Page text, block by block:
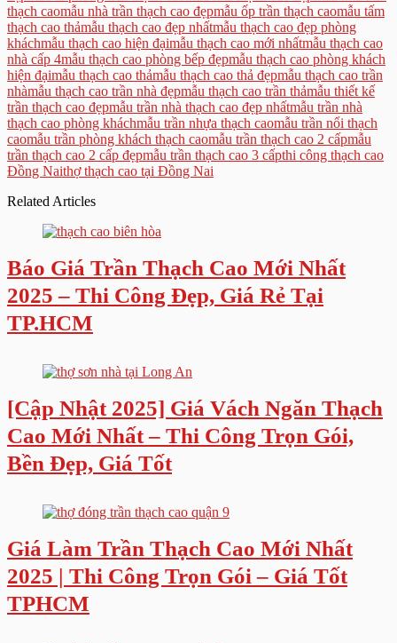
thạch caomẫu nhà trần thạch cao đẹpmẫu ốp trần thạch caomẫu tấm
thạch cao thảmẫu thạch cao đẹp nhấtmẫu thạch cao đẹp phòng
kháchmẫu thạch cao hiện đạimẫu thạch cao mới nhấtmẫu thạch cao
nhà cấp 4mẫu thạch cao phòng bếp đẹpmẫu thạch cao phòng khách
hiện đạimẫu thạch cao thảmẫu thạch cao thả đẹpmẫu thạch cao trần
nhàmẫu thạch cao trần nhà đẹpmẫu thạch cao trần thảmẫu thiết kế
trần thạch cao đẹpmẫu trần nhà thạch cao đẹp nhấtmẫu trần nhà
thạch cao phòng kháchmẫu trần nhựa thạch caomẫu trần nổi thạch
caomẫu trần phòng khách thạch caomẫu trần thạch cao 2 cấpmẫu
trần thạch cao 2 cấp đẹpmẫu trần thạch cao 3 cấpthi công thạch cao
Đồng Naithợ thạch cao tại Đồng Nai
Related Articles
Báo Giá Trần Thạch Cao Mới Nhất
2025 – Thi Công Đẹp, Giá Rẻ Tại
TP.HCM
[Cập Nhật 2025] Giá Vách Ngăn Thạch
Cao Mới Nhất – Thi Công Trọn Gói,
Bền Đẹp, Giá Tốt
Giá Làm Trần Thạch Cao Mới Nhất
2025 | Thi Công Trọn Gói – Giá Tốt
TPHCM